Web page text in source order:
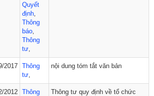
Quyết
định
Thông
báo
Thông
tư
2017
Thông
tư
nội dung tóm tắt văn bản
2012 Thông
Thông tư quy định về tổ chức